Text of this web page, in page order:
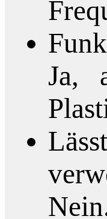
Ja,